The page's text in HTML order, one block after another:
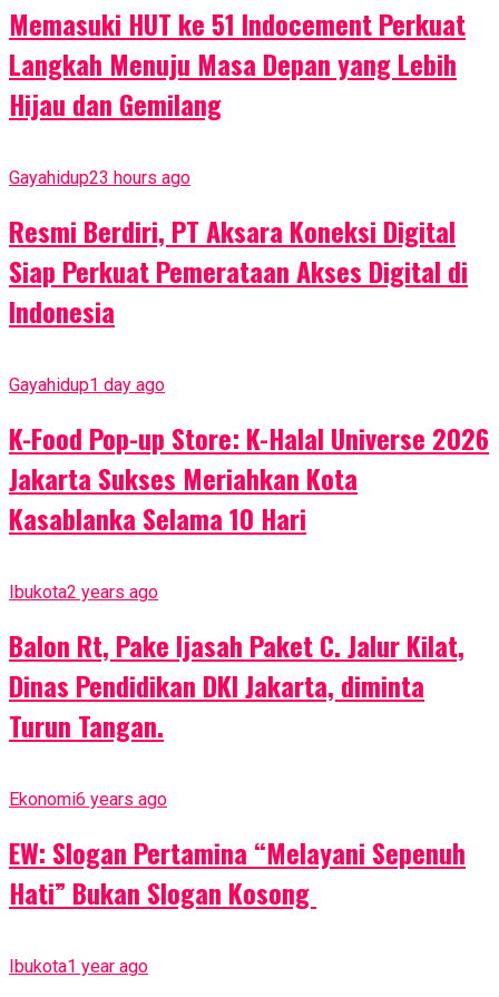
Memasuki HUT ke 51 Indocement Perkuat
Langkah Menuju Masa Depan yang Lebih
Hijau dan Gemilang
Gayahidup23 hours ago
Resmi Berdiri, PT Aksara Koneksi Digital
Siap Perkuat Pemerataan Akses Digital di
Indonesia
Gayahidup1 day ago
K-Food Pop-up Store: K-Halal Universe 2026
Jakarta Sukses Meriahkan Kota
Kasablanka Selama 10 Hari
Ibukota2 years ago
Balon Rt, Pake Ijasah Paket C. Jalur Kilat,
Dinas Pendidikan DKI Jakarta, diminta
Turun Tangan.
Ekonomi6 years ago
EW: Slogan Pertamina “Melayani Sepenuh
Hati” Bukan Slogan Kosong
Ibukota1 year ago